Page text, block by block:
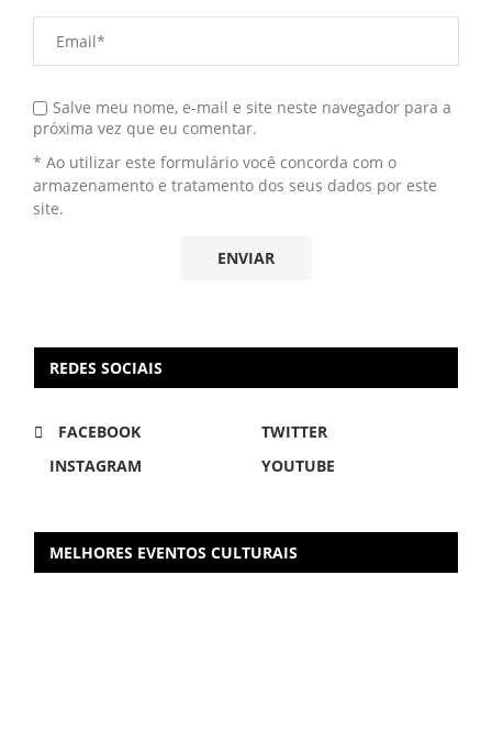
Salve meu nome, e-mail e site neste navegador para a
próxima vez que eu comentar.
* Ao utilizar este formulário você concorda com o
armazenamento e tratamento dos seus dados por este
site.
REDES SOCIAIS
FACEBOOK
TWITTER
INSTAGRAM
YOUTUBE
MELHORES EVENTOS CULTURAIS